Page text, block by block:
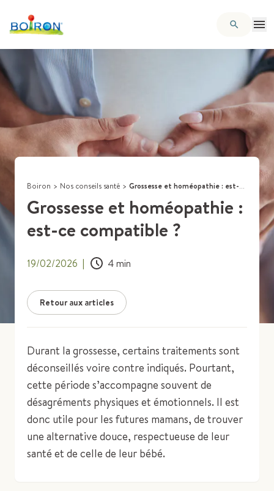
Boiron > Nos conseils santé > Grossesse et homéopathie : est-ce compatible ?
Grossesse et homéopathie :
est-ce compatible ?
19/02/2026 | 4min
Retour aux articles
Durant la grossesse, certains traitements sont
déconseillés voire contre indiqués. Pourtant,
cette période s’accompagne souvent de
désagréments physiques et émotionnels. Il est
donc utile pour les futures mamans, de trouver
une alternative douce, respectueuse de leur
santé et de celle de leur bébé.